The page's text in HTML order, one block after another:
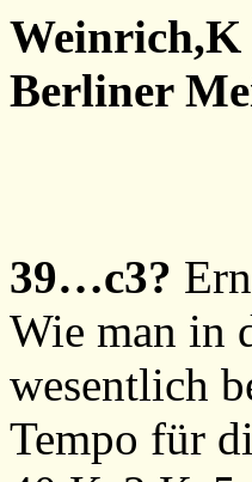
Weinrich,K
Berliner
39…c3?
Wie man in
wesentlich
Tempo für